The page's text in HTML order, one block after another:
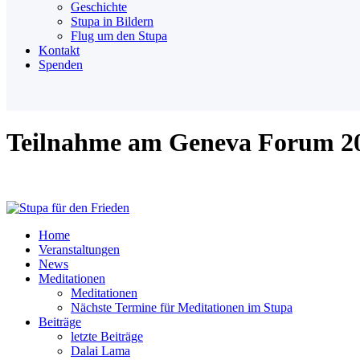
Geschichte
Stupa in Bildern
Flug um den Stupa
Kontakt
Spenden
Teilnahme am Geneva Forum
Home
Veranstaltungen
News
Meditationen
Meditationen
Nächste Termine für Meditationen im Stupa
Beiträge
letzte Beiträge
Dalai Lama